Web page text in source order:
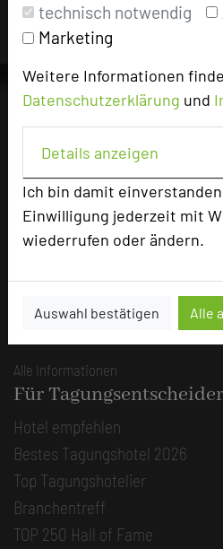
technisch notwendig
Marketing
Weitere Informationen
Datenschutzerklärung und
Details anzeigen
Ich bin damit
Einwilligung jederzeit mit
wiederrufen oder ändern.
Auswahl bestätigen
Die Idee
Über uns
Kategorie
Herausgeber & Autoren
Partner
Alle Informationen
Für Tagungsentscheider
Hotel empfehlen
Bestes Tagungshotel 2026
Top Tagungshotelier
Branchentreff
TOP 250 Hall of Fame